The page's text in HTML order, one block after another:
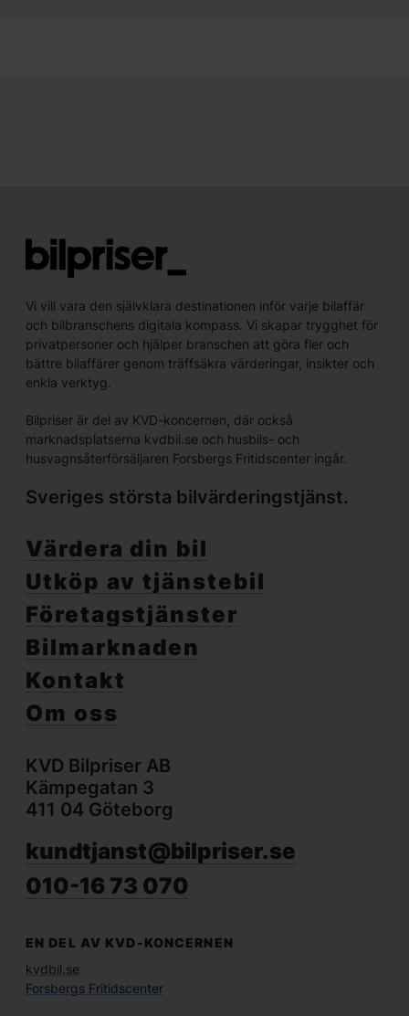
Vi vill vara den självklara destinationen inför varje bilaffär
och bilbranschens digitala kompass. Vi skapar trygghet för
privatpersoner och hjälper branschen att göra fler och
bättre bilaffärer genom träffsäkra värderingar, insikter och
enkla verktyg.
Bilpriser är del av KVD-koncernen, där också
marknadsplatserna kvdbil.se och husbils- och
husvagnsåterförsäljaren Forsbergs Fritidscenter ingår.
Sveriges största bilvärderingstjänst.
Värdera din bil
Utköp av tjänstebil
Företagstjänster
Bilmarknaden
Kontakt
Om oss
KVD Bilpriser AB
Kämpegatan 3
411 04 Göteborg
kundtjanst@bilpriser.se
010-16 73 070
EN DEL AV KVD-KONCERNEN
kvdbil.se
Forsbergs Fritidscenter